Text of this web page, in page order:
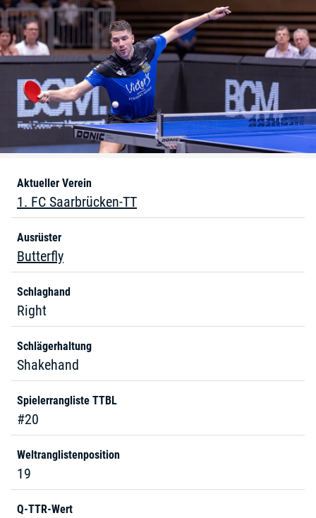
Aktueller Verein
1. FC Saarbrücken-TT
Ausrüster
Butterfly
Schlaghand
Right
Schlägerhaltung
Shakehand
Spielerrangliste TTBL
#20
Weltranglistenposition
19
Q-TTR-Wert